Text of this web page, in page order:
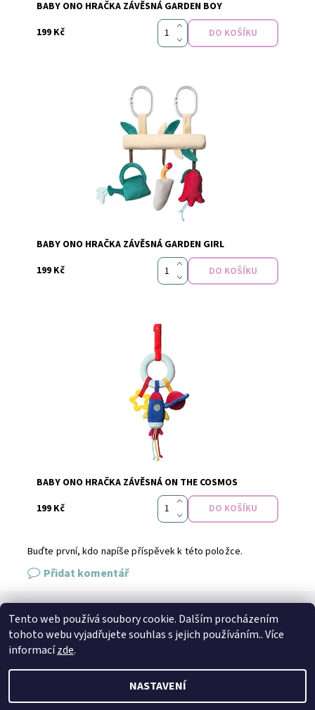
BABY ONO HRAČKA ZÁVĚSNÁ GARDEN BOY
199 Kč
Vyprodáno
BABY ONO HRAČKA ZÁVĚSNÁ GARDEN GIRL
199 Kč
BABY ONO HRAČKA ZÁVĚSNÁ ON THE COSMOS
199 Kč
Buďte první, kdo napíše příspěvek k této položce.
Přidat komentář
SPOJTE SE S NÁMI
Kontakt
2026 © Petto.cz, všechna práva vyhrazena
Tento web používá soubory cookie. Dalším procházením
tohoto webu vyjadřujete souhlas s jejich používáním.. Více
informacízde.
NASTAVENÍ